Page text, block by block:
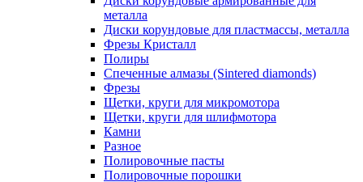
металла
Диски корундовые для пластмассы, металла
Фрезы Кристалл
Полиры
Спеченные алмазы (Sintered diamonds)
Фрезы
Щетки, круги для микромотора
Щетки, круги для шлифмотора
Камни
Разное
Полировочные пасты
Полировочные порошки